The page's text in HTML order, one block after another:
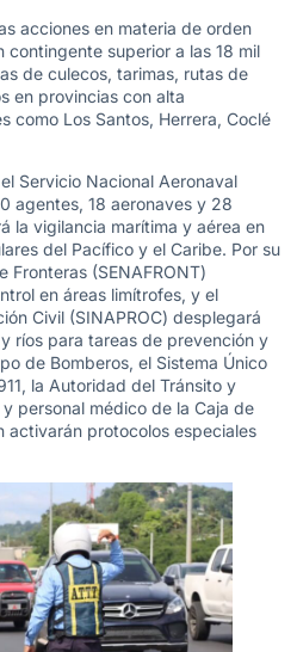
acciones en materia de orden
superior a las 18 mil
de culecos, tarimas, rutas de
en provincias con alta
como Los Santos, Herrera, Coclé
Servicio Nacional Aeronaval
agentes, 18 aeronaves y 28
la vigilancia marítima y aérea en
del Pacífico y el Caribe. Por su
Fronteras (SENAFRONT)
en áreas limítrofes, y el
Civil (SINAPROC) desplegará
ríos para tareas de prevención y
de Bomberos, el Sistema Único
la Autoridad del Tránsito y
personal médico de la Caja de
activarán protocolos especiales